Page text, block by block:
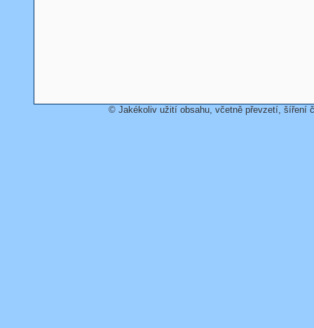
© Jakékoliv užití obsahu, včetně převzetí, šíření